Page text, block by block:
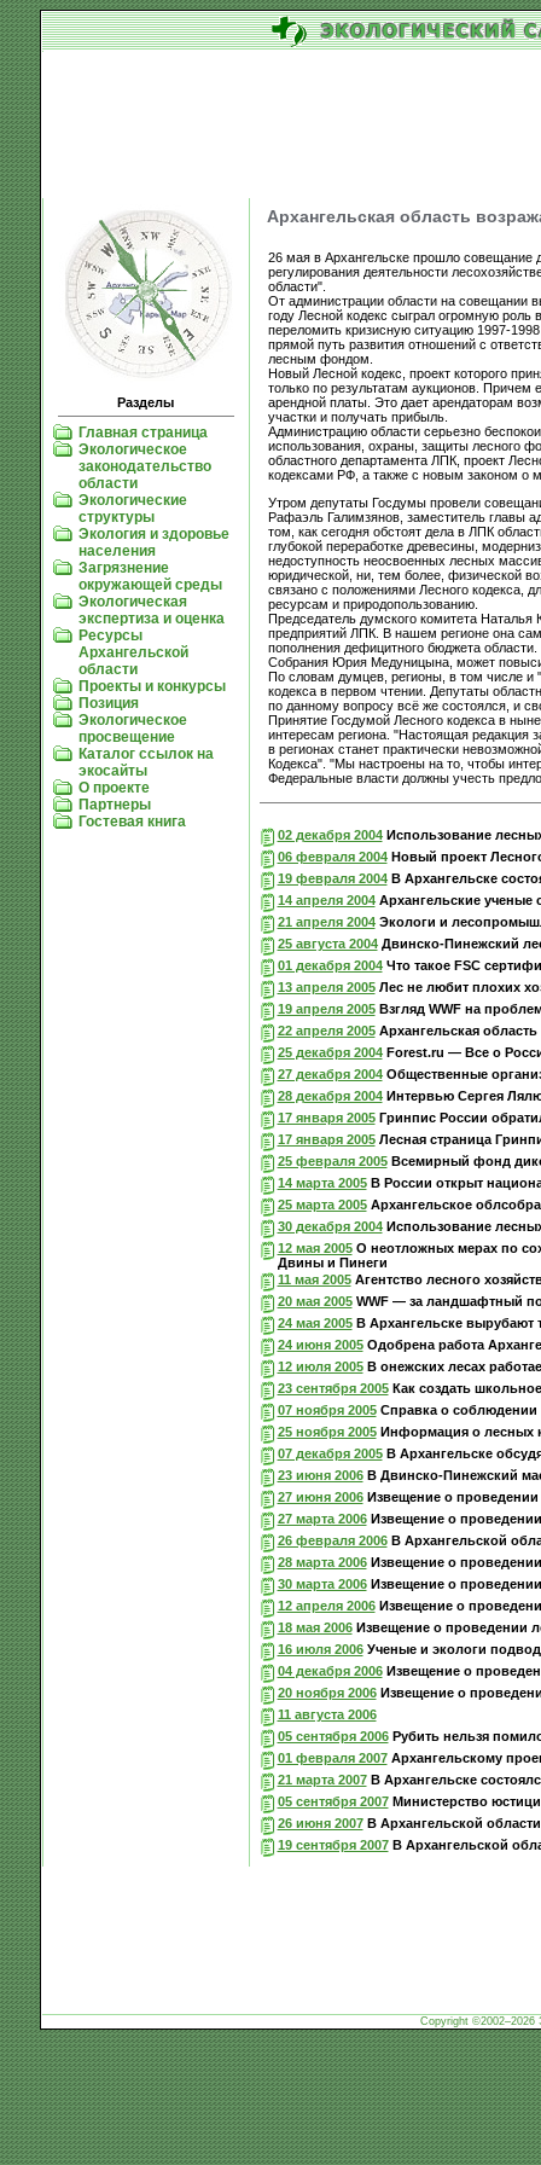
Разделы
Главная страница
Экологическое
законодательство
области
Экологические
структуры
Экология и здоровье
населения
Загрязнение
окружающей среды
Экологическая
экспертиза и оценка
Ресурсы
Архангельской
области
Проекты и конкурсы
Позиция
Экологическое
просвещение
Каталог ссылок на
экосайты
О проекте
Партнеры
Гостевая книга
Архангельская область
26 мая в Архангельске прошло совещание
регулирования деятельности
области".
От администрации области на совещании
году Лесной кодекс сыграл огромную
переломить кризисную ситуацию 1997-
прямой путь развития отношений с
лесным фондом.
Новый Лесной кодекс, проект которого
только по результатам аукционов.
арендной платы. Это дает арендаторам
участки и получать прибыль.
Администрацию области серьезно
использования, охраны, защиты лесного
областного департамента ЛПК, проект
кодексами РФ, а также с новым законом о
Утром депутаты Госдумы провели
Рафаэль Галимзянов, заместитель главы
том, как сегодня обстоят дела в ЛПК
глубокой переработке древесины,
недоступность неосвоенных лесных
юридической, ни, тем более, физической
связано с положениями Лесного кодекса,
ресурсам и природопользованию.
Председатель думского комитета
предприятий ЛПК. В нашем регионе она
пополнения дефицитного бюджета
Собрания Юрия Медуницына, может
По словам думцев, регионы, в том числе и
кодекса в первом чтении. Депутаты
по данному вопросу всё же состоялся, и
Принятие Госдумой Лесного кодекса в
интересам региона. "Настоящая редакция
в регионах станет практически
Кодекса". "Мы настроены на то, чтобы
Федеральные власти должны учесть
02 декабря 2004Использование
06 февраля 2004Новый проект
19 февраля 2004В Архангельске
14 апреля 2004Архангельские ученые
21 апреля 2004Экологи и
25 августа 2004Двинско-Пинежский
01 декабря 2004Что такое FSC
13 апреля 2005Лес не любит плохих
19 апреля 2005Взгляд WWF на
22 апреля 2005Архангельская
25 декабря 2004Forest.ru — Все о
27 декабря 2004Общественные
28 декабря 2004Интервью Сергея
17 января 2005Гринпис России
17 января 2005Лесная страница
25 февраля 2005Всемирный фонд
14 марта 2005В России открыт
25 марта 2005Архангельское
30 декабря 2004Использование
12 мая 2005О неотложных мерах по
Двины и Пинеги
11 мая 2005Агентство лесного
20 мая 2005WWF — за ландшафтный
24 мая 2005В Архангельске вырубают
24 июня 2005Одобрена работа
12 июля 2005В онежских лесах
23 сентября 2005Как создать
07 ноября 2005Справка о соблюдении
25 ноября 2005Информация о лесных
07 декабря 2005В Архангельске
23 июня 2006В Двинско-Пинежский
27 июня 2006Извещение о проведении
27 марта 2006Извещение о проведении
26 февраля 2006В Архангельской
28 марта 2006Извещение о проведении
30 марта 2006Извещение о проведении
12 апреля 2006Извещение о
18 мая 2006Извещение о проведении
16 июля 2006Ученые и экологи
04 декабря 2006Извещение о
20 ноября 2006Извещение о
11 августа 2006
05 сентября 2006Рубить нельзя
01 февраля 2007Архангельскому
21 марта 2007В Архангельске
05 сентября 2007Министерство
26 июня 2007В Архангельской
19 сентября 2007В Архангельской
Copyright ©2002–2026